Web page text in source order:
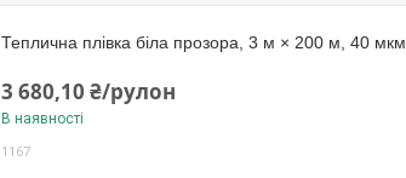
Теплична плівка біла прозора, 3 м × 200 м, 40 мкм
3 680,10 ₴/рулон
В наявності
1167